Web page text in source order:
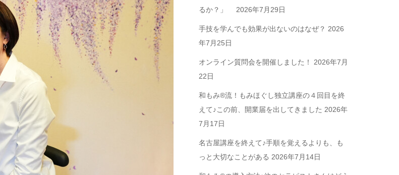
るか？」
2026年7月29日
手技を学んでも効果が出ないのはなぜ？ 2026
年7月25日
オンライン質問会を開催しました！
2026年7月
22日
和もみ®流！もみほぐし独立講座の４回目を終
えて♪この前、開業届を出してきました 2026年
7月17日
名古屋講座を終えて♪手順を覚えるよりも、も
っと大切なことがある 2026年7月14日